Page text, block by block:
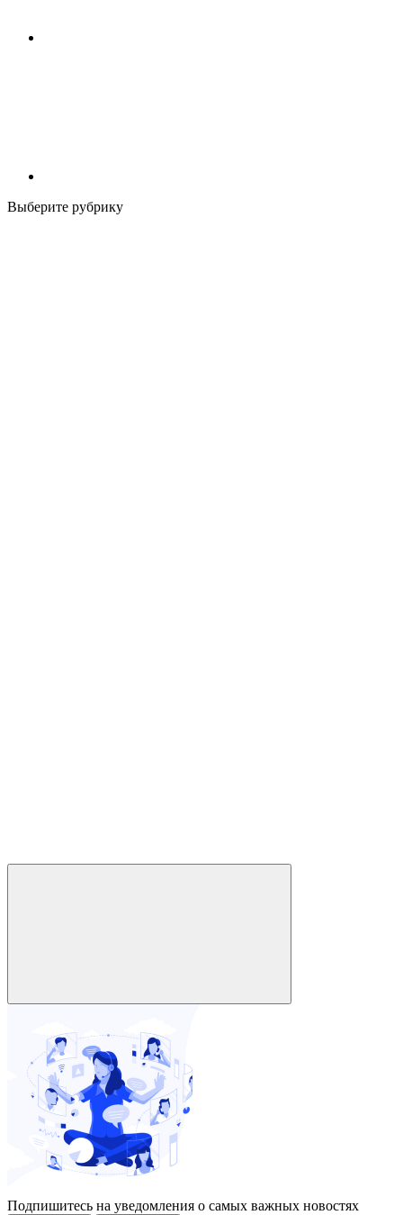
Выберите рубрику
Подпишитесь на уведомления о самых важных новостях